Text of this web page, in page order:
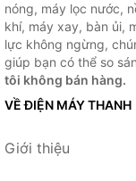
nóng, máy lọc nước,
khí, máy xay, bàn ủi,
lực không ngừng,
giúp bạn có thể so
tôi không bán hàng.
VỀ ĐIỆN MÁY THANH
Giới thiệu